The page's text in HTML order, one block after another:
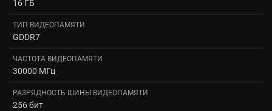
16 ГБ
ТИП ВИДЕОПАМЯТИ
GDDR7
ЧАСТОТА ВИДЕОПАМЯТИ
30000 МГц
РАЗРЯДНОСТЬ ШИНЫ ВИДЕОПАМЯТИ
256 бит